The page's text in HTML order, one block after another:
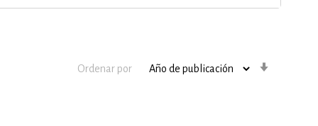
Ordenar por